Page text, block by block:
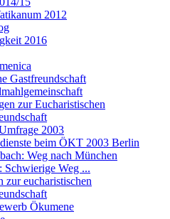
2012
2016
Gastfreundschaft
zur Eucharistischen
2003
beim ÖKT 2003 Berlin
Weg nach München
Schwierige Weg ...
zur eucharistischen
Ökumene